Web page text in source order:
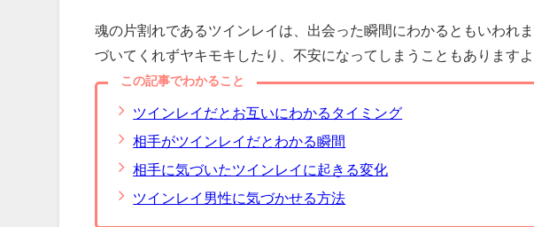
魂の片割れであるツインレイは、出会った瞬間にわかるともいわれ
づいてくれずヤキモキしたり、不安になってしまうこともありますよ
この記事でわかること
ツインレイだとお互いにわかるタイミング
相手がツインレイだとわかる瞬間
相手に気づいたツインレイに起きる変化
ツインレイ男性に気づかせる方法